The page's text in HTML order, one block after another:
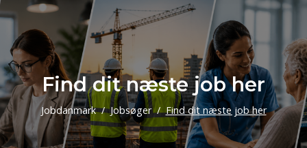
Find dit næste job her
Jobdanmark Jobsøger Find dit næste job her